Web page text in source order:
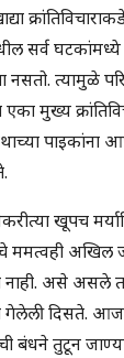
सर्व घटकांमध्ये
त्यामुळे
मुख्य
पाइकांना
खूपच
ममत्वही अखिल
नाही. असे असले
गेलेली दिसते.
बंधने तुटून